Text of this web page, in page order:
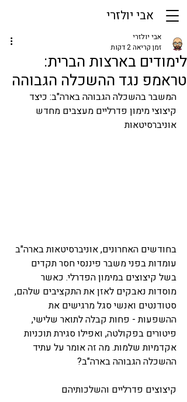
אבי יולזרי
לימודים בארצות הברית:
טראמפ נגד ההשכלה הגבוהה
אבי יולזרי
זמן קריאה 2 דקות
המשבר בהשכלה הגבוהה בארה"ב: כיצד
קיצוצי מימון פדרליים מעצבים מחדש
אוניברסיטאות
בחודשים האחרונים, אוניברסיטאות בארה"ב
עומדות בפני משבר פיננסי חסר תקדים
בשל קיצוצים במימון הפדרלי. כאשר
מוסדות נאבקים לאזן את התקציבים שלהם,
סטודנטים ואנשי סגל מרגישים את
ההשפעות - פחות קבלה לתואר שלישי,
פיטורים בפקולטה, ואפילו סגירת תוכניות
אקדמיות שלמות. מה זה אומר על עתיד
ההשכלה הגבוהה בארה"ב?
קיצוצים פדרליים והשלכותיהם